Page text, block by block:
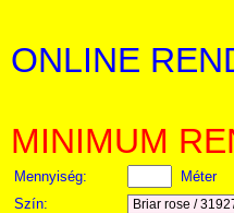
ONLINE
MINIMUM
Mennyiség:
Méter
Szín: